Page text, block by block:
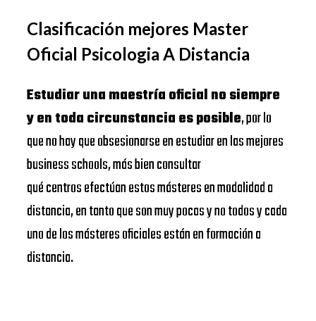
Clasificación mejores Master
Oficial Psicologia A Distancia
Estudiar una maestría oficial no siempre
y en toda circunstancia es posible, por lo
que no hay que obsesionarse en estudiar en las mejores
business schools, más bien consultar
qué centros efectúan estos másteres en modalidad a
distancia, en tanto que son muy pocas y no todos y cada
uno de los másteres oficiales están en formación a
distancia.